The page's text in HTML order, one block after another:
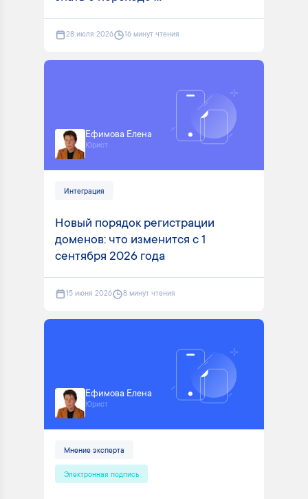
28 июля 2026 16 минут чтения
Ефимова Елена
Юрист
Интеграция
Новый порядок регистрации
доменов: что изменится с 1
сентября 2026 года
15 июня 2026 8 минут чтения
Ефимова Елена
Юрист
Мнение эксперта
Электронная подпись